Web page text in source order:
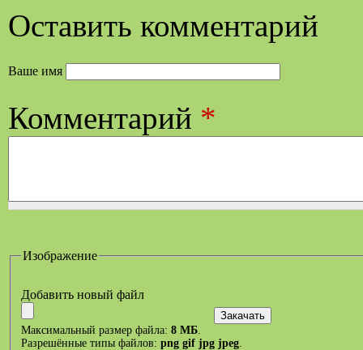
Оставить комментарий
Ваше имя
Комментарий *
Изображение
Добавить новый файл
Максимальный размер файла: 8 МБ
Разрешённые типы файлов: png gif jpg jpeg